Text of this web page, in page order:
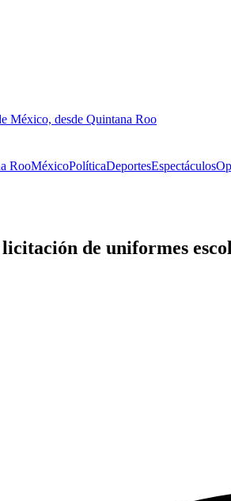
México, desde Quintana Roo
RooMéxicoPolíticaDeportesEspectáculos
de uniformes